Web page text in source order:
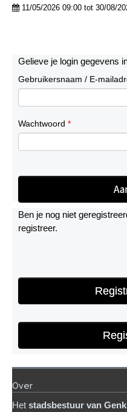
11/05/2026 09:00 tot 30/08/
Gelieve je login gegevens
Gebruikersnaam / E-
Wachtwoord *
Ben je nog niet
registreer.
Over
Het stadsbestuur van Genk